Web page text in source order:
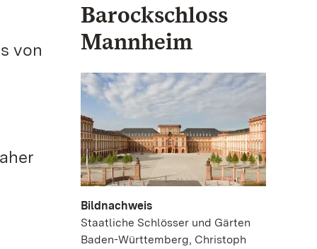
von
Barockschloss
Mannheim
Bildnachweis
Staatliche Schlösser und Gärten
Baden-Württemberg, Christoph